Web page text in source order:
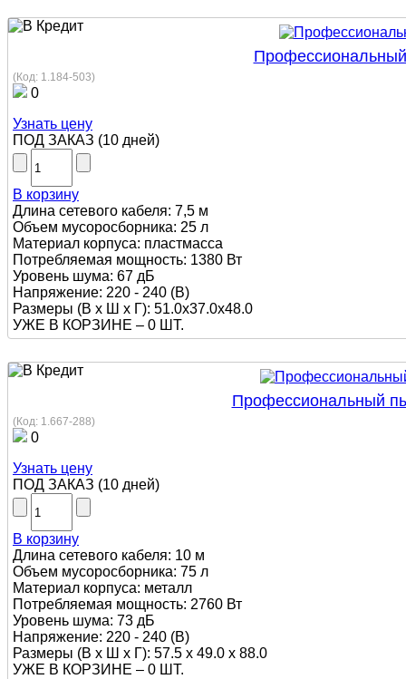
(Код: 1.184-503)
0
Узнать цену
ПОД ЗАКАЗ (10 дней)
В корзину
Длина сетевого кабеля: 7,5 м
Объем мусоросборника: 25 л
Материал корпуса: пластмасса
Потребляемая мощность: 1380 Вт
Уровень шума: 67 дБ
Напряжение: 220 - 240 (В)
Размеры (В х Ш х Г): 51.0x37.0x48.0
УЖЕ В КОРЗИНЕ – 0 ШТ.
Профессиональный
(Код: 1.667-288)
0
Узнать цену
ПОД ЗАКАЗ (10 дней)
В корзину
Длина сетевого кабеля: 10 м
Объем мусоросборника: 75 л
Материал корпуса: металл
Потребляемая мощность: 2760 Вт
Уровень шума: 73 дБ
Напряжение: 220 - 240 (В)
Размеры (В х Ш х Г): 57.5 x 49.0 x 88.0
УЖЕ В КОРЗИНЕ – 0 ШТ.